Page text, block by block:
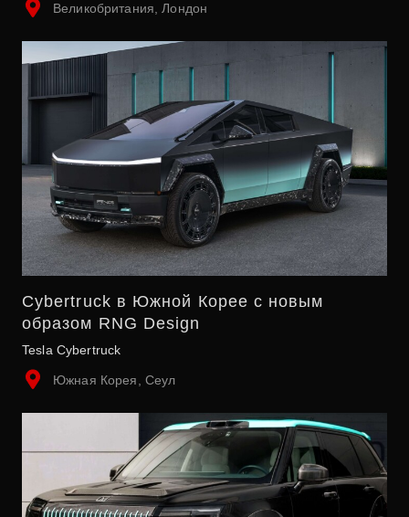
Великобритания, Лондон
Cybertruck в Южной Корее с новым
образом RNG Design
Tesla Cybertruck
Южная Корея, Сеул